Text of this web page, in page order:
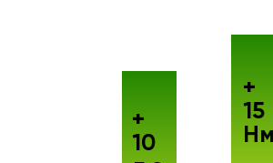
+
10
+
15
Нм